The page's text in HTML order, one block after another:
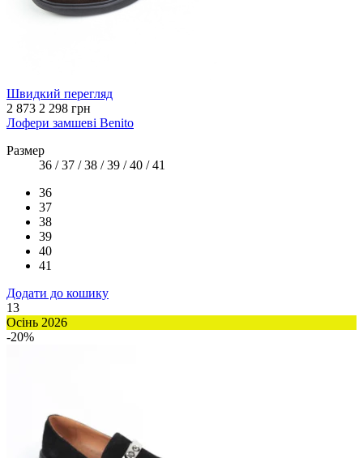
Швидкий перегляд
2 873 2 298 грн
Лофери замшеві Benito
Размер
36 / 37 / 38 / 39 / 40 / 41
36
37
38
39
40
41
Додати до кошику
13
Осінь 2026
-20%